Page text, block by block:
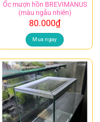
Ốc mượn hồn BREVIMANUS
(màu ngẫu nhiên)
80.000₫
Mua ngay